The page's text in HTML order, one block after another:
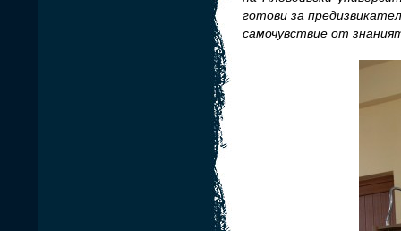
готови за
самочувствие от